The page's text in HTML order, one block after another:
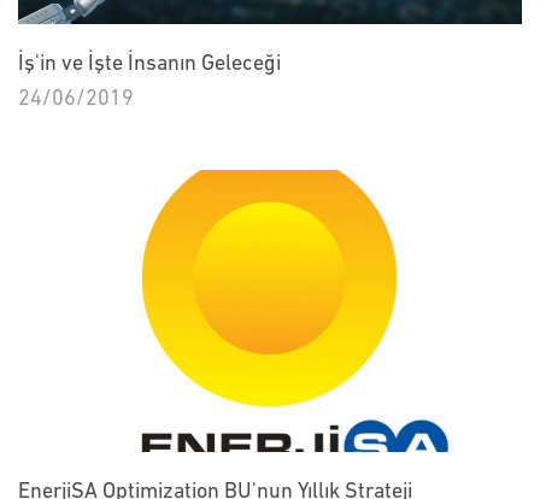
İş'in ve İşte İnsanın Geleceği
24/06/2019
EnerjiSA Optimization BU'nun Yıllık Strateji